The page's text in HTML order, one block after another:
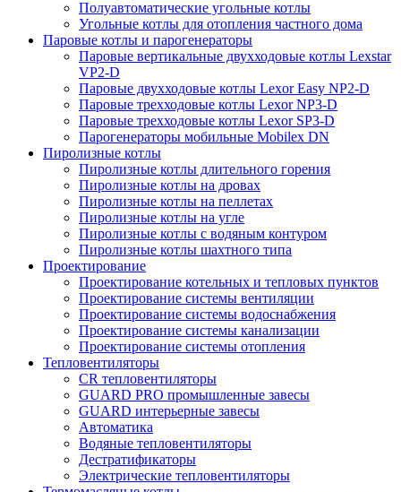
Полуавтоматические угольные котлы
Угольные котлы для отопления частного дома
Паровые котлы и парогенераторы
Паровые вертикальные двухходовые котлы Lexstar
VP2-D
Паровые двухходовые котлы Lexor Easy NP2-D
Паровые трехходовые котлы Lexor NP3-D
Паровые трехходовые котлы Lexor SP3-D
Парогенераторы мобильные Mobilex DN
Пиролизные котлы
Пиролизные котлы длительного горения
Пиролизные котлы на дровах
Пиролизные котлы на пеллетах
Пиролизные котлы на угле
Пиролизные котлы с водяным контуром
Пиролизные котлы шахтного типа
Проектирование
Проектирование котельных и тепловых пунктов
Проектирование системы вентиляции
Проектирование системы водоснабжения
Проектирование системы канализации
Проектирование системы отопления
Тепловентиляторы
CR тепловентиляторы
GUARD PRO промышленные завесы
GUARD интерьерные завесы
Автоматика
Водяные тепловентиляторы
Дестратификаторы
Электрические тепловентиляторы